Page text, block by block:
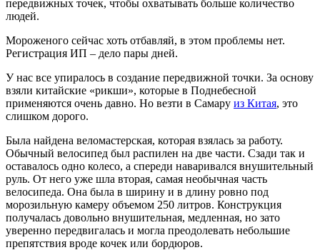
передвижных точек, чтобы охватывать больше количество
людей.
Мороженого сейчас хоть отбавляй, в этом проблемы нет.
Регистрация ИП – дело пары дней.
У нас все упиралось в создание передвижной точки. За основу
взяли китайские «рикши», которые в Поднебесной
применяются очень давно. Но везти в Самару из Китая, это
слишком дорого.
Была найдена веломастерская, которая взялась за работу.
Обычный велосипед был распилен на две части. Сзади так и
оставалось одно колесо, а спереди наваривался внушительный
руль. От него уже шла вторая, самая необычная часть
велосипеда. Она была в ширину и в длину ровно под
морозильную камеру объемом 250 литров. Конструкция
получалась довольно внушительная, медленная, но зато
уверенно передвигалась и могла преодолевать небольшие
препятствия вроде кочек или бордюров.